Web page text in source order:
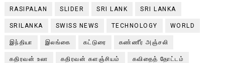
RASIPALAN SLIDER SRI LANK SRI LANKA
SRILANKA SWISS NEWS TECHNOLOGY WORLD
இந்தியா இலங்கை கட்டுரை கண்ணீர் அஞ்சலி
கதிரவன் உலா கதிரவன் களஞ்சியம் கவிதைத் தோட்டம்